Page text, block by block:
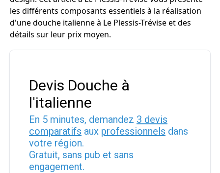
les différents composants essentiels à la réalisation
d'une douche italienne à Le Plessis-Trévise et des
détails sur leur prix moyen.
Devis Douche à
l'italienne
En 5 minutes, demandez 3 devis
comparatifs aux professionnels dans
votre région.
Gratuit, sans pub et sans
engagement.